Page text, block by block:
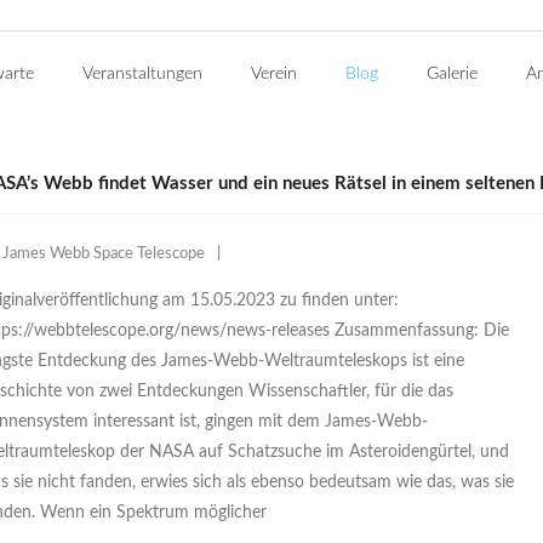
Veranstaltungen Verein Blog Galerie
Webb findet Wasser und ein neues Rätsel in einem
James Webb Space Telescope
am 15.05.2023 zu finden unter:
webbtelescope.org/news/news-releases Zusammenfassung: Die
Entdeckung des James-Webb-Weltraumteleskops ist eine
von zwei Entdeckungen Wissenschaftler, für die das
interessant ist, gingen mit dem James-Webb-
der NASA auf Schatzsuche im Asteroidengürtel, und
sie nicht fanden, erwies sich als ebenso bedeutsam wie das, was sie
Wenn ein Spektrum möglicher